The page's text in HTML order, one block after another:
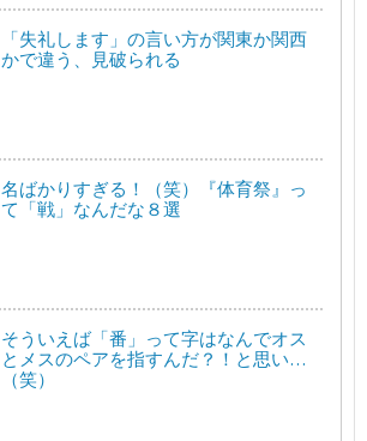
「失礼します」の言い方が関東か関西
かで違う、見破られる
名ばかりすぎる！（笑）『体育祭』っ
て「戦」なんだな８選
そういえば「番」って字はなんでオス
とメスのペアを指すんだ？！と思い…
（笑）